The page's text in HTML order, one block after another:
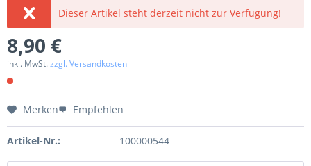
Dieser Artikel steht derzeit nicht zur Verfügung!
8,90 €
inkl. MwSt.zzgl. Versandkosten
Merken Empfehlen
Artikel-Nr.: 100000544